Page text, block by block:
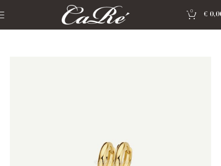
0
€
Sieraden Blush